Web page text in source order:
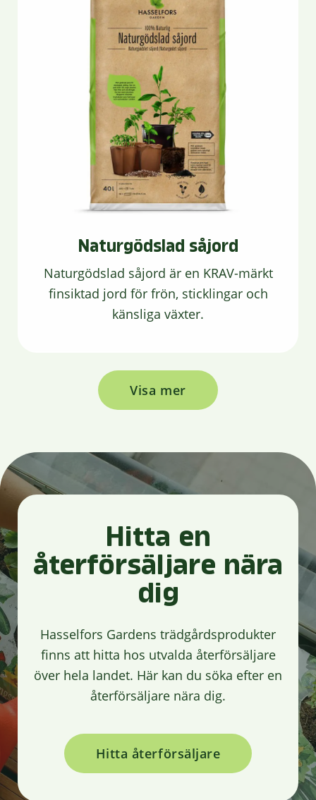
Naturgödslad såjord
Naturgödslad såjord är en KRAV-märkt
finsiktad jord för frön, sticklingar och
känsliga växter.
Visa mer
Hitta en
återförsäljare nära
dig
Hasselfors Gardens trädgårdsprodukter
finns att hitta hos utvalda återförsäljare
över hela landet. Här kan du söka efter en
återförsäljare nära dig.
Hitta återförsäljare